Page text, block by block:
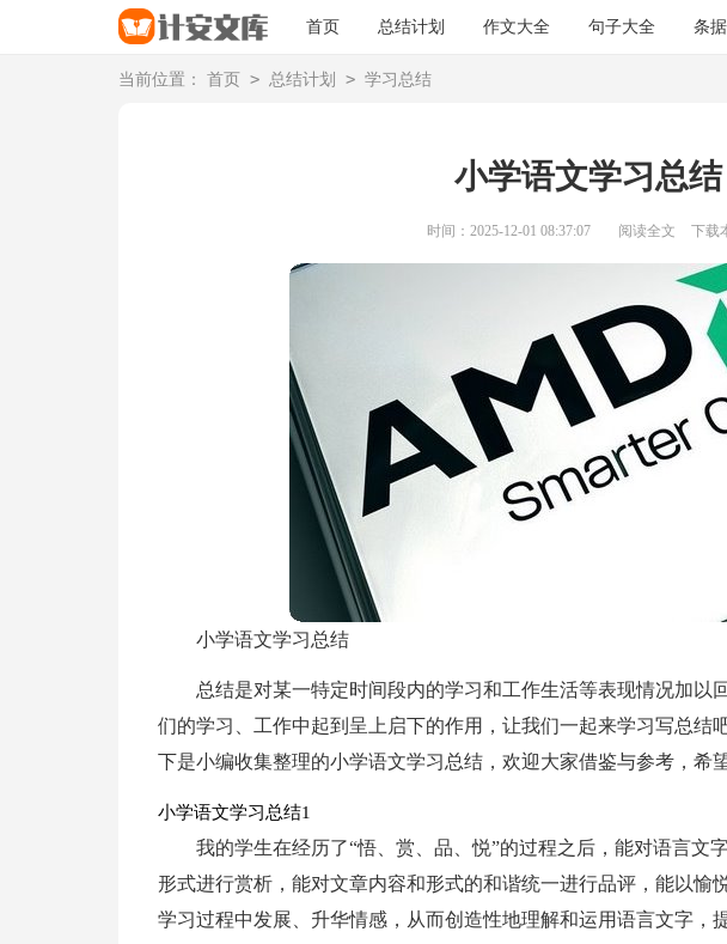
首页 总结计划 作文大全 句子大全 条
当前位置： 首页 > 总结计划 > 学习总结
小学语文学习总结
时间：2025-12-01 08:37:07 阅读全文 下载
小学语文学习总结
总结是对某一特定时间段内的学习和工作生活等表现情况加以
们的学习、工作中起到呈上启下的作用，让我们一起来学习写总结
下是小编收集整理的小学语文学习总结，欢迎大家借鉴与参考，希
小学语文学习总结1
我的学生在经历了“悟、赏、品、悦”的过程之后，能对语言文
形式进行赏析，能对文章内容和形式的和谐统一进行品评，能以愉
学习过程中发展、升华情感，从而创造性地理解和运用语言文字，